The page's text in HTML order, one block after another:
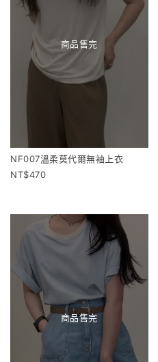
商品售完
NF007溫柔莫代爾無袖上衣
470
商品售完